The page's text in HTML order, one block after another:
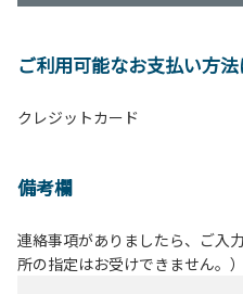
ご利用可能なお支払い方
クレジットカード
備考欄
連絡事項がありましたら、ご入
所の指定はお受けできません。）